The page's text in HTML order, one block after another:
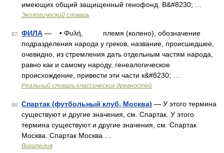
имеющих общий защищенный генофонд. В&#8230; …
Экологический словарь
87 ФИЛА — • Φυλή, племя (колено), обозначение
подразделения народа у греков, название, происшедшее,
очевидно, из стремления дать отдельным частям народа,
равно как и самому народу, генеалогическое
происхождение, привести эти части к&#8230; …
Реальный словарь классических древностей
88 Спартак (футбольный клуб, Москва) — У этого термина
существуют и другие значения, см. Спартак. У этого
термина существуют и другие значения, см. Спартак
Москва. Спартак Москва …
Википедия